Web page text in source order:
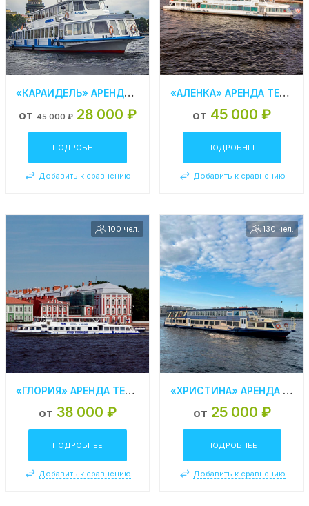
«КАРАИДЕЛЬ» АРЕНДА ТЕПЛОХОДА В СПБ
от 45 000 ₽ 28 000 ₽
ПОДРОБНЕЕ
Добавить к сравнению
«АЛЕНКА» АРЕНДА ТЕПЛОХОДА В СПБ
от 45 000 ₽
ПОДРОБНЕЕ
Добавить к сравнению
100 чел.
«ГЛОРИЯ» АРЕНДА ТЕПЛОХОДА В СПБ
от 38 000 ₽
ПОДРОБНЕЕ
Добавить к сравнению
130 чел.
«ХРИСТИНА» АРЕНДА ТЕПЛОХОДА В СПБ
от 25 000 ₽
ПОДРОБНЕЕ
Добавить к сравнению